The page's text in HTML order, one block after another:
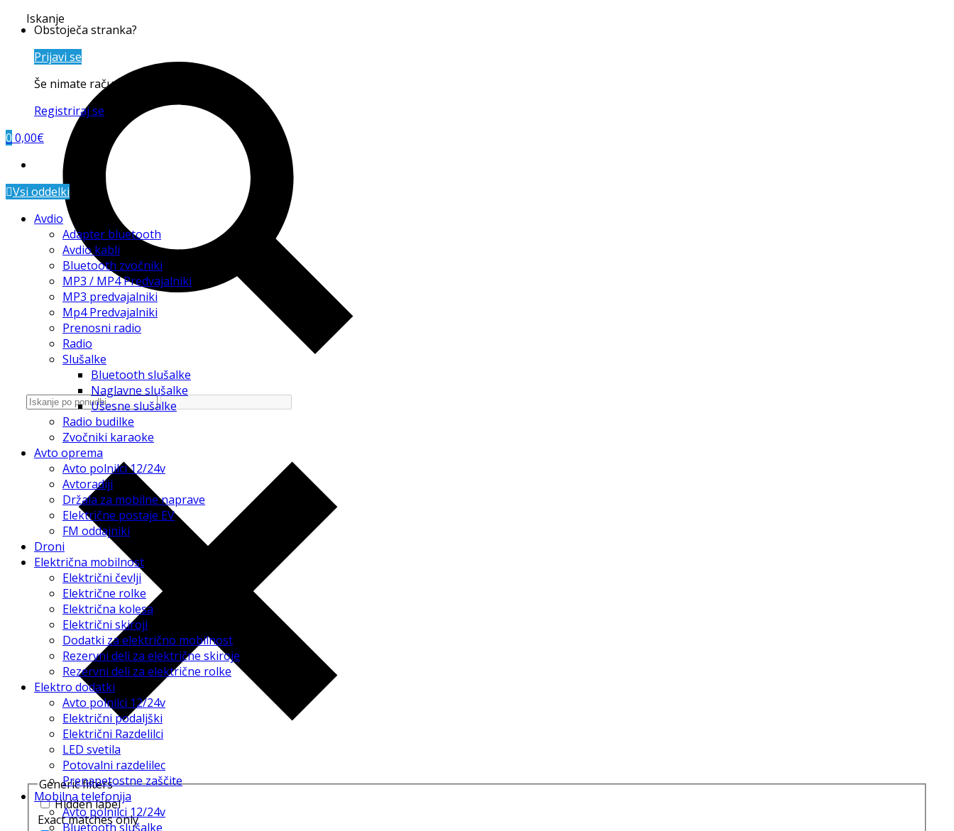
Iskanje
Generic filters
Hidden label
Exact matches only
Obstoječa stranka?
Prijavi se
Še nimate računa?
Registriraj se
0 0,00€
Vsi oddelki
Avdio
Adapter bluetooth
Avdio kabli
Bluetooth zvočniki
MP3 / MP4 Predvajalniki
MP3 predvajalniki
Mp4 Predvajalniki
Prenosni radio
Radio
Slušalke
Bluetooth slušalke
Naglavne slušalke
Ušesne slušalke
Radio budilke
Zvočniki karaoke
Avto oprema
Avto polnilci 12/24v
Avtoradiji
Držala za mobilne naprave
Električne postaje EV
FM oddajniki
Droni
Električna mobilnost
Električni čevlji
Električne rolke
Električna kolesa
Električni skiroji
Dodatki za električno mobilnost
Rezervni deli za električne skiroje
Rezervni deli za električne rolke
Elektro dodatki
Avto polnilci 12/24v
Električni podaljški
Električni Razdelilci
LED svetila
Potovalni razdelilec
Prenapetostne zaščite
Mobilna telefonija
Avto polnilci 12/24v
Bluetooth slušalke